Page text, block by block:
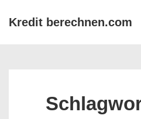
ZumKredit berechnen.com